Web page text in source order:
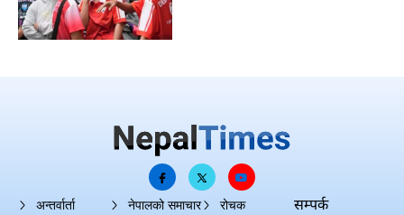
अन्तर्वार्ता
नेपालको समाचार
रोचक
सम्पर्क